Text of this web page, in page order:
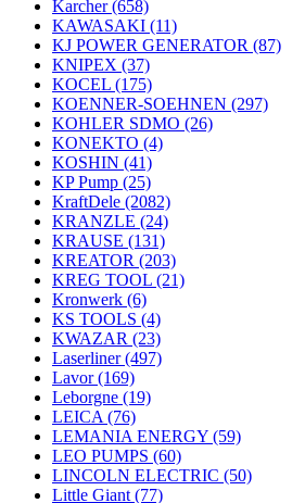
Karcher(658)
KAWASAKI (11)
KJ POWER GENERATOR (87)
KNIPEX (37)
KOCEL (175)
KOENNER-SOEHNEN (297)
KOHLER SDMO (26)
KONEKTO (4)
KOSHIN (41)
KP Pump (25)
KraftDele (2082)
KRANZLE (24)
KRAUSE (131)
KREATOR (203)
KREG TOOL (21)
Kronwerk (6)
KS TOOLS (4)
KWAZAR (23)
Laserliner(497)
Lavor(169)
Leborgne (19)
LEICA (76)
LEMANIA ENERGY (59)
LEO PUMPS (60)
LINCOLN ELECTRIC (50)
Little Giant (77)